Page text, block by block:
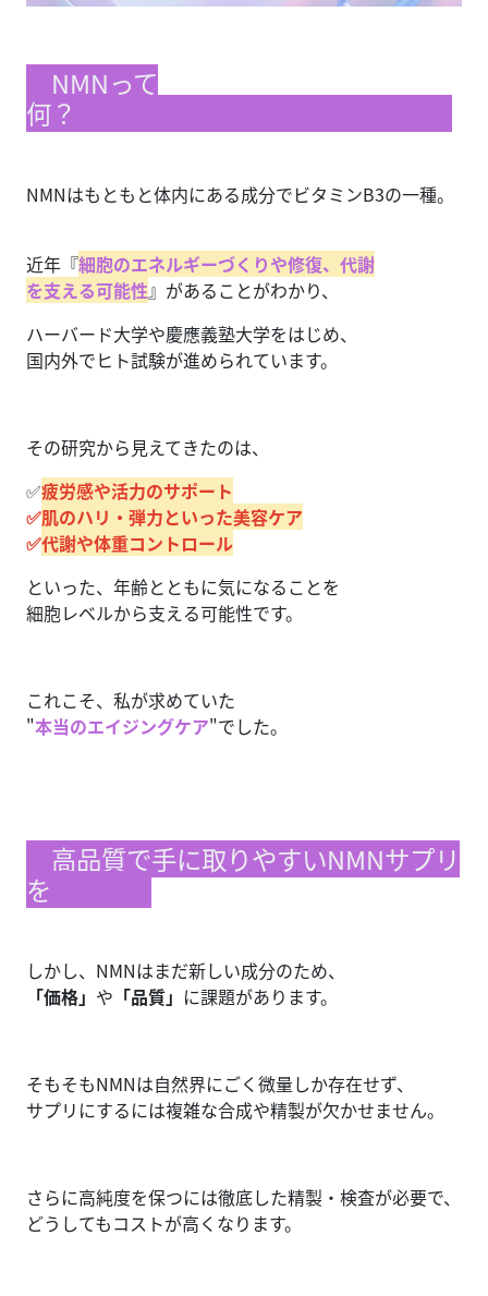
NMNって
何？
NMNはもともと体内にある成分でビタミンB3の一種。
近年『細胞のエネルギーづくりや修復、代謝
を支える可能性』があることがわかり、
ハーバード大学や慶應義塾大学をはじめ、
国内外でヒト試験が進められています。
その研究から見えてきたのは、
✅疲労感や活力のサポート
✅肌のハリ・弾力といった美容ケア
✅代謝や体重コントロール
といった、年齢とともに気になることを
細胞レベルから支える可能性です。
これこそ、私が求めていた
"本当のエイジングケア"でした。
高品質で手に取りやすいNMNサプリ
を
しかし、NMNはまだ新しい成分のため、
「価格」 や 「品質」 に課題があります。
そもそもNMNは自然界にごく微量しか存在せず、
サプリにするには複雑な合成や精製が欠かせません。
さらに高純度を保つには徹底した精製・検査が必要で、
どうしてもコストが高くなります。